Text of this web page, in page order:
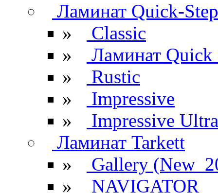
Ламинат Quick-Step
»
Classic
»
Ламинат Quick
»
Rustic
»
Impressive
»
Impressive Ultra
Ламинат Tarkett
»
Gallery
»
NAVIGATOR